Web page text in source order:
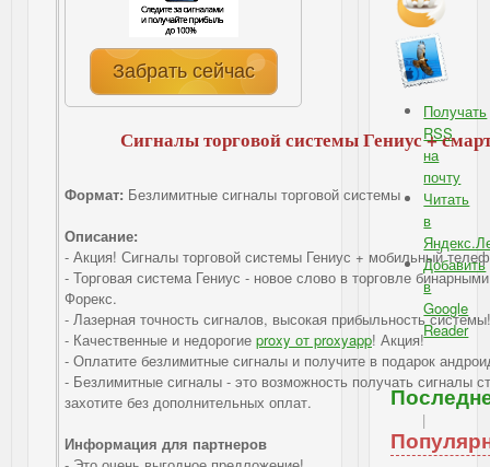
Забрать сейчас
Сигналы торговой системы Гениус +
Формат: Безлимитные сигналы торговой системы
Описание:
- Акция! Сигналы торговой системы Гениус + мобильный
- Торговая система Гениус - новое слово в торговле
Форекс.
- Лазерная точность сигналов, высокая прибыльность
- Качественные и недорогие proxy от proxyapp! Акция!
- Оплатите безлимитные сигналы и получите в подарок
- Безлимитные сигналы - это возможность получать сигналы
захотите без дополнительных оплат.
Информация для партнеров
Получать
RSS
на
почту
Читать
в
Добавить
в
Google
Reader
|